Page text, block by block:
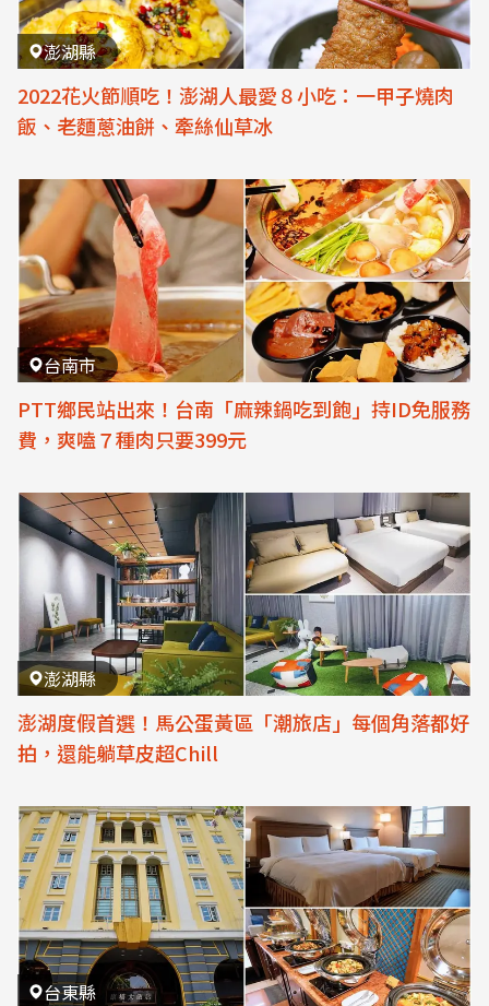
澎湖縣
2022花火節順吃！澎湖人最愛８小吃：一甲子燒肉
飯、老麵蔥油餅、牽絲仙草冰
台南市
PTT鄉民站出來！台南「麻辣鍋吃到飽」持ID免服務
費，爽嗑７種肉只要399元
澎湖縣
澎湖度假首選！馬公蛋黃區「潮旅店」每個角落都好
拍，還能躺草皮超Chill
台東縣